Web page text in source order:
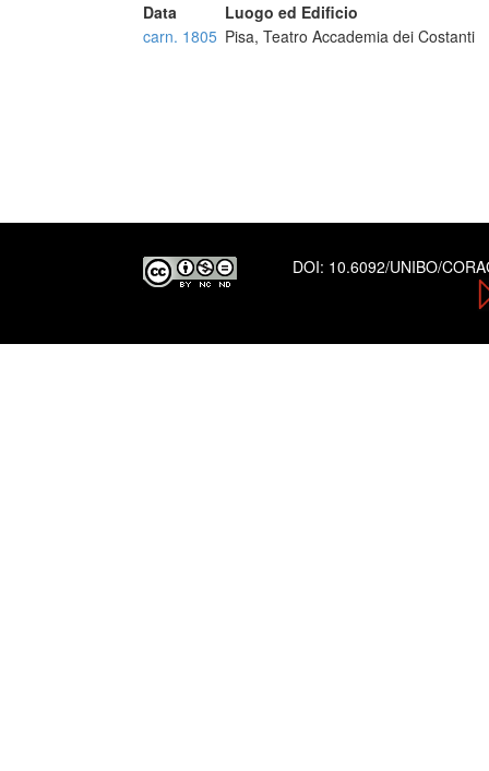
Data
Luogo ed Edificio
carn. 1805 Pisa, Teatro Accademia dei Costanti
DOI: 10.6092/UNIBO/